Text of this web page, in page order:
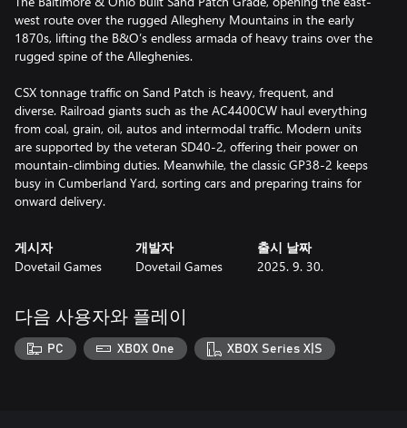
west route over the rugged Allegheny Mountains in the early
1870s, lifting the B&O’s endless armada of heavy trains over the
rugged spine of the Alleghenies.
CSX tonnage traffic on Sand Patch is heavy, frequent, and
diverse. Railroad giants such as the AC4400CW haul everything
from coal, grain, oil, autos and intermodal traffic. Modern units
are supported by the veteran SD40-2, offering their power on
mountain-climbing duties. Meanwhile, the classic GP38-2 keeps
busy in Cumberland Yard, sorting cars and preparing trains for
onward delivery.
게시자
Dovetail Games
개발자
Dovetail Games
출시 날짜
2025. 9. 30.
다음 사용자와 플레이
PC XBOX One XBOX Series X|S